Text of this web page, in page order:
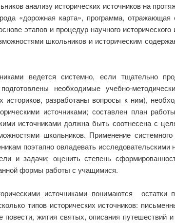
анализу исторических источников на
«дорожная карта», программа,
этапов и процедур научного
школьников и историческим
ведется системно, если тщательно
необходимые учебно-
историков, разработаны вопросы к ним),
источниками; составлен план
источниками должна быть соотнесена с
школьников. Применение системного
поэтапно овладевать
и задачи; оценить степень
формы работы с учащимися.
источниками понимаются остатки
типов исторических источников:
повести, жития святых, описания